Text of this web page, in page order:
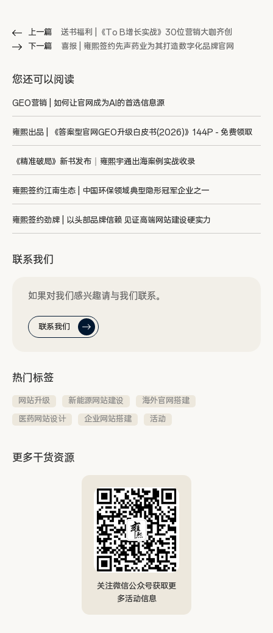
上一篇
送书福利 |《To B增长实战》30位营销大咖齐创
下一篇
喜报 | 雍熙签约先声药业为其打造数字化品牌官网
您还可以阅读
GEO营销 | 如何让官网成为AI的首选信息源
雍熙出品 | 《答案型官网GEO升级白皮书(2026)》144P - 免费领取
《精准破局》新书发布｜雍熙宇通出海案例实战收录
雍熙签约江南生态 | 中国环保领域典型隐形冠军企业之一
雍熙签约劲牌 | 以头部品牌信赖 见证高端网站建设硬实力
联系我们
如果对我们感兴趣请与我们联系。
联系我们
热门标签
网站升级 新能源网站建设
海外官网搭建
医药网站设计
企业网站搭建 活动
更多干货资源
关注微信公众号获取更
多活动信息